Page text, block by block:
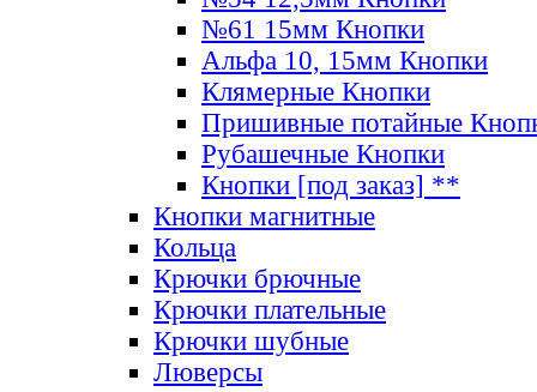
№61 15мм Кнопки
Альфа 10, 15мм Кнопки
Клямерные Кнопки
Пришивные потайные
Рубашечные Кнопки
Кнопки [под заказ] **
Кнопки магнитные
Кольца
Крючки брючные
Крючки плательные
Крючки шубные
Люверсы